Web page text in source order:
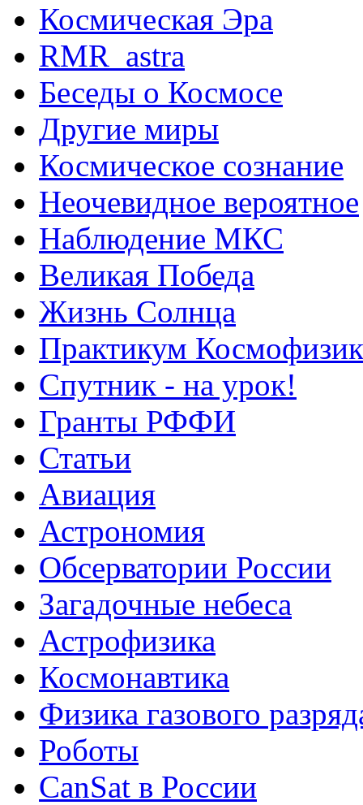
Космическая Эра
RMR_astra
Беседы о Космосе
Другие миры
Космическое сознание
Неочевидное вероятное
Наблюдение МКС
Великая Победа
Жизнь Солнца
Практикум
Спутник - на урок!
Гранты РФФИ
Статьи
Авиация
Астрономия
Обсерватории России
Загадочные небеса
Астрофизика
Космонавтика
Физика газового
Роботы
CanSat в России